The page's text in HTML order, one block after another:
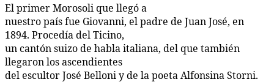
El primer Morosoli que llegó a
nuestro país fue Giovanni, el padre de Juan José, en
1894. Procedía del Ticino,
un cantón suizo de habla italiana, del que también
llegaron los ascendientes
del escultor José Belloni y de la poeta Alfonsina Storni.